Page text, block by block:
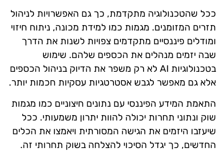
ככל שהטכנולוגיה מתקדמת, כך גם האפשרויות לניהול
תזרים המזומנים. מגמות כמו למידת מכונה, ניתוח חיזוי
ומודלים פיננסיים מתקדמים צפויות לשנות את הדרך
שבה יזמים מנהלים את הכספים שלהם. שימוש
בטכנולוגיות AI לא רק משפר את הדיוק בניהול הכספים
אלא גם מאפשר לגבש אסטרטגיות עסקיות חכמות יותר.
התאמת המידע הפיננסי עם נתונים חיצוניים כמו מגמות
שוק ונתוני תחרות יכולה להוות יתרון משמעותי. ככל
שיעזבו היזמים את הגישה המסורתית ויאמצו את הכלים
החדשים, כך יגדל הסיכוי להצלחה בשוק תחרותי זה.